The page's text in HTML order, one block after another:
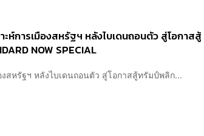
ะห์การเมืองสหรัฐฯ หลังไบเดนถอนตัว สู่โอกาสสู้
NOW SPECIAL
งสหรัฐฯ หลังไบเดนถอนตัว สู่โอกาสสู้ทรัมป์พลิก...